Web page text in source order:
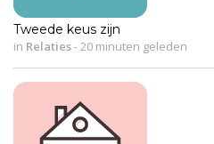
Tweede keus zijn
in Relaties-20 minuten geleden